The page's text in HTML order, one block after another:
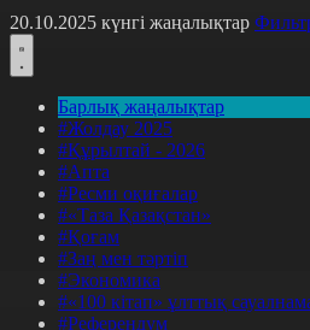
20.10.2025 күнгі жаңалықтар
Барлық жаңалықтар
#Жолдау 2025
#Құрылтай - 2026
#Апта
#Ресми оқиғалар
#«Таза Қазақстан»
#Қоғам
#Заң мен тәртіп
#Экономика
#«100 кітап» ұлттық
#Референдум